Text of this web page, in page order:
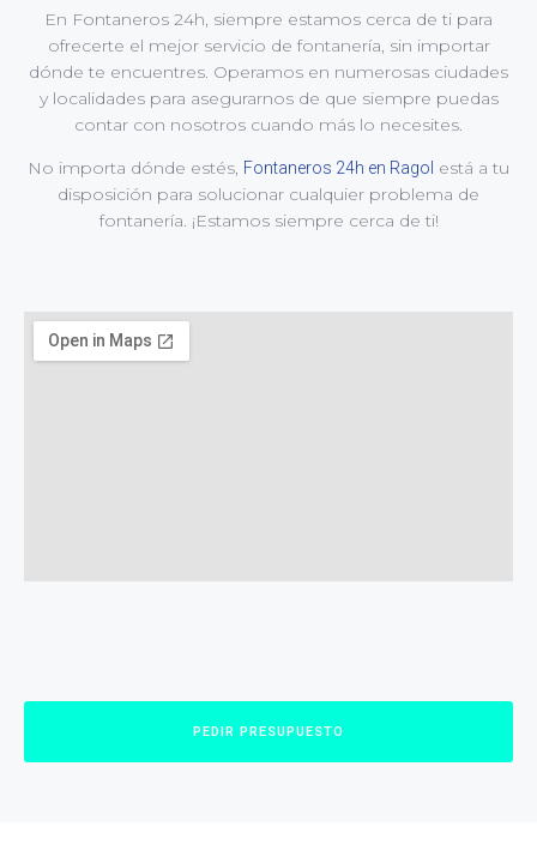
En Fontaneros 24h, siempre estamos cerca de ti para
ofrecerte el mejor servicio de fontanería, sin importar
dónde te encuentres. Operamos en numerosas ciudades
y localidades para asegurarnos de que siempre puedas
contar con nosotros cuando más lo necesites.
No importa dónde estés, Fontaneros 24h en Ragol está a tu
disposición para solucionar cualquier problema de
fontanería. ¡Estamos siempre cerca de ti!
PEDIR PRESUPUESTO